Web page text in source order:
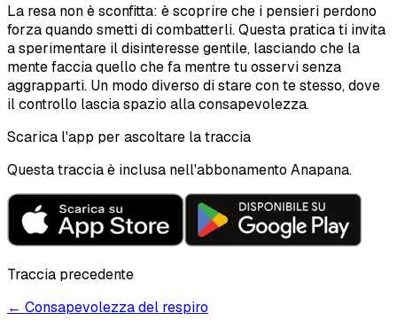
La resa non è sconfitta: è scoprire che i pensieri perdono
forza quando smetti di combatterli. Questa pratica ti invita
a sperimentare il disinteresse gentile, lasciando che la
mente faccia quello che fa mentre tu osservi senza
aggrapparti. Un modo diverso di stare con te stesso, dove
il controllo lascia spazio alla consapevolezza.
Scarica l'app per ascoltare la traccia
Questa traccia è inclusa nell'abbonamento Anapana.
Traccia precedente
← Consapevolezza del respiro